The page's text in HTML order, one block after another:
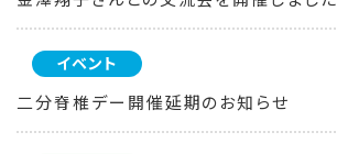
イベント
二分脊椎デー開催延期のお知らせ